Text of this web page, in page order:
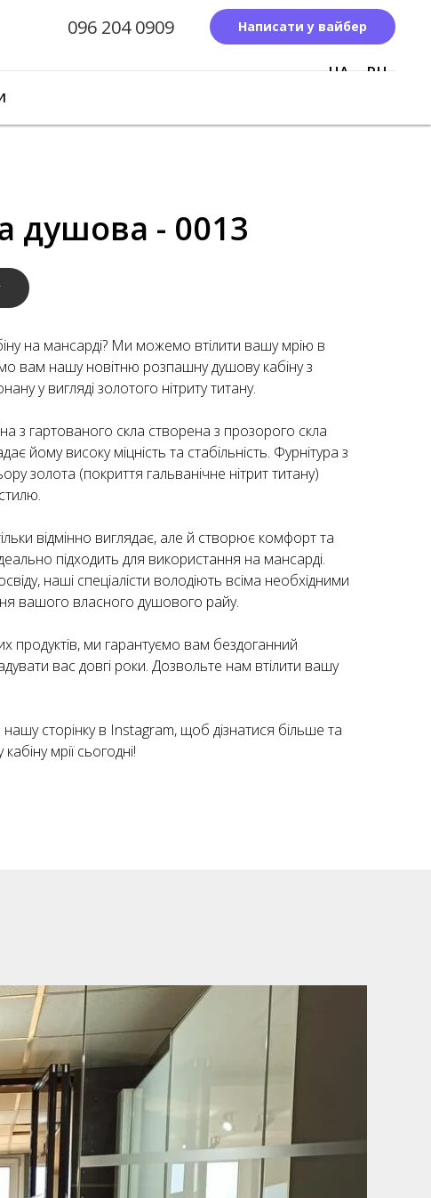
096 204 0909 Написати у вайбер
UA RU
душова - 0013
на мансарді? Ми можемо втілити вашу мрію в
вам нашу новітню розпашну душову кабіну з
у вигляді золотого нітриту титану.
з гартованого скла створена з прозорого скла
йому високу міцність та стабільність. Фурнітура з
золота (покриття гальванічне нітрит титану)
відмінно виглядає, але й створює комфорт та
підходить для використання на мансарді.
наші спеціалісти володіють всіма необхідними
вашого власного душового райу.
продуктів, ми гарантуємо вам бездоганний
вас довгі роки. Дозвольте нам втілити вашу
нашу сторінку в Instagram, щоб дізнатися більше та
мрії сьогодні!